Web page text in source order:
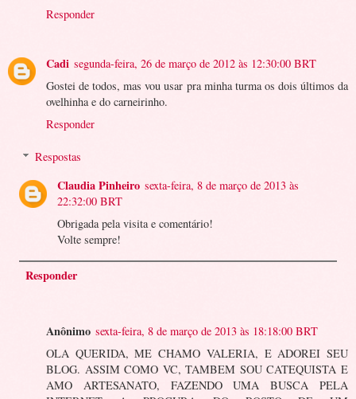
Responder
Cadi segunda-feira, 26 de março de 2012 às 12:30:00 BRT
Gostei de todos, mas vou usar pra minha turma os dois últimos da
ovelhinha e do carneirinho.
Responder
Respostas
Claudia Pinheiro sexta-feira, 8 de março de 2013 às
22:32:00 BRT
Obrigada pela visita e comentário!
Volte sempre!
Responder
Anônimo sexta-feira, 8 de março de 2013 às 18:18:00 BRT
OLA QUERIDA, ME CHAMO VALERIA, E ADOREI SEU
BLOG. ASSIM COMO VC, TAMBEM SOU CATEQUISTA E
AMO ARTESANATO, FAZENDO UMA BUSCA PELA